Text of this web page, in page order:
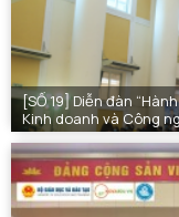
[SỐ 19] Diễn đàn
Kinh doanh và Công